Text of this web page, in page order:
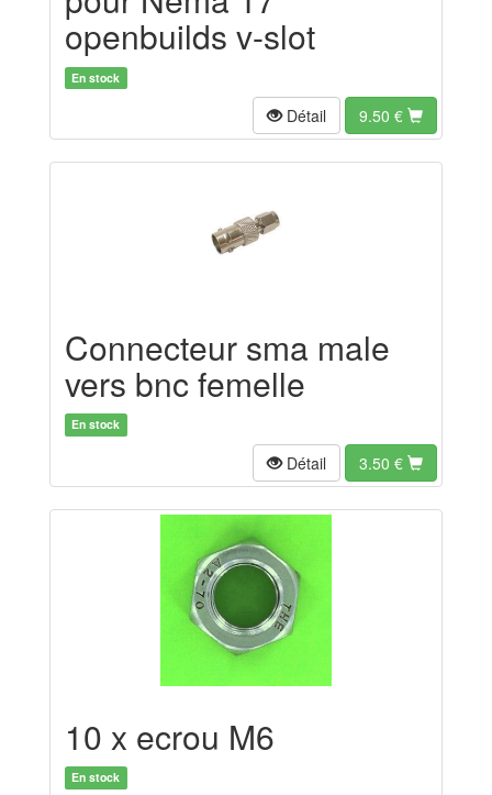
openbuilds v-slot
En stock
Détail 9.50 €
Connecteur sma male
vers bnc femelle
En stock
Détail 3.50 €
10 x ecrou M6
En stock